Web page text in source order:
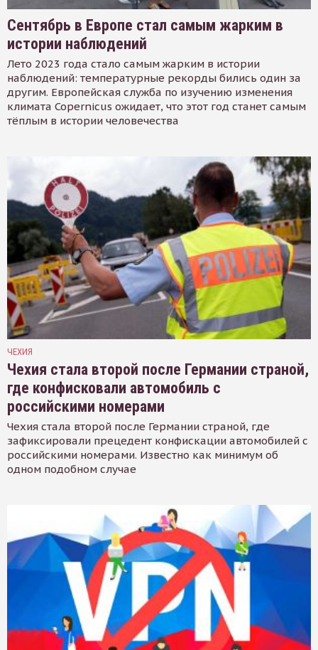
Сентябрь в Европе стал самым жарким в
истории наблюдений
Лето 2023 года стало самым жарким в истории
наблюдений: температурные рекорды бились один за
другим. Европейская служба по изучению изменения
климата Copernicus ожидает, что этот год станет самым
тёплым в истории человечества
ЧЕХИЯ
Чехия стала второй после Германии страной,
где конфисковали автомобиль с
российскими номерами
Чехия стала второй после Германии страной, где
зафиксировали прецедент конфискации автомобилей с
российскими номерами. Известно как минимум об
одном подобном случае